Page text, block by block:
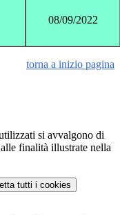
08/09/2022
torna a inizio pagina
si avvalgono di
finalità illustrate nella
tutti i cookies